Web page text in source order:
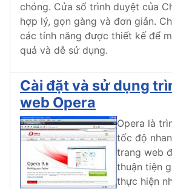
chóng. Cửa sổ trình duyệt của
hợp lý, gọn gàng và đơn giản.
các tính năng được thiết kế để
quả và dễ sử dụng.
Cài đặt và sử dụng
web Opera
Opera là
tốc độ
trang web
thuận tiện
thực hiện